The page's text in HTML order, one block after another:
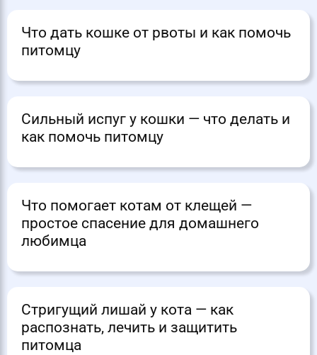
Что дать кошке от рвоты и как помочь
питомцу
Сильный испуг у кошки — что делать и
как помочь питомцу
Что помогает котам от клещей —
простое спасение для домашнего
любимца
Стригущий лишай у кота — как
распознать, лечить и защитить
питомца